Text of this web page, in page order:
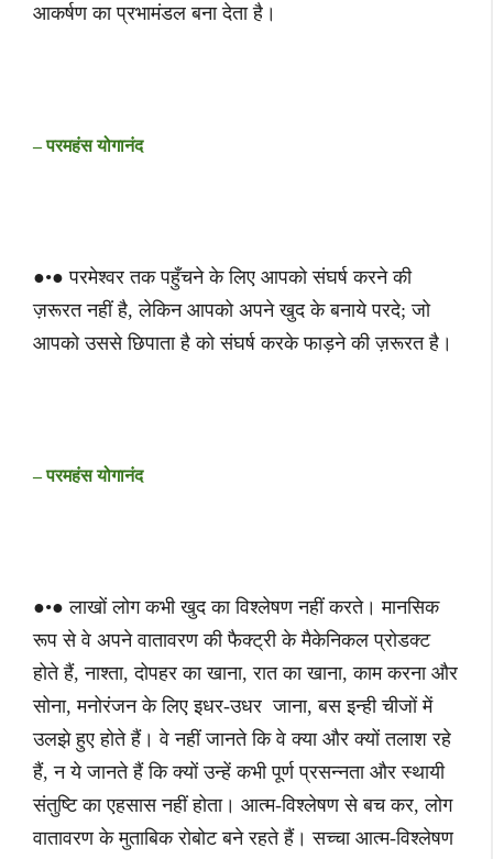
आकर्षण का प्रभामंडल बना देता है।
– परमहंस योगानंद
●•● परमेश्वर तक पहुँचने के लिए आपको संघर्ष करने की
ज़रूरत नहीं है, लेकिन आपको अपने खुद के बनाये परदे; जो
आपको उससे छिपाता है को संघर्ष करके फाड़ने की ज़रूरत है।
– परमहंस योगानंद
●•● लाखों लोग कभी खुद का विश्लेषण नहीं करते। मानसिक
रूप से वे अपने वातावरण की फैक्ट्री के मैकेनिकल प्रोडक्ट
होते हैं, नाश्ता, दोपहर का खाना, रात का खाना, काम करना और
सोना, मनोरंजन के लिए इधर-उधर जाना, बस इन्ही चीजों में
उलझे हुए होते हैं। वे नहीं जानते कि वे क्या और क्यों तलाश रहे
हैं, न ये जानते हैं कि क्यों उन्हें कभी पूर्ण प्रसन्नता और स्थायी
संतुष्टि का एहसास नहीं होता। आत्म-विश्लेषण से बच कर, लोग
वातावरण के मुताबिक रोबोट बने रहते हैं। सच्चा आत्म-विश्लेषण